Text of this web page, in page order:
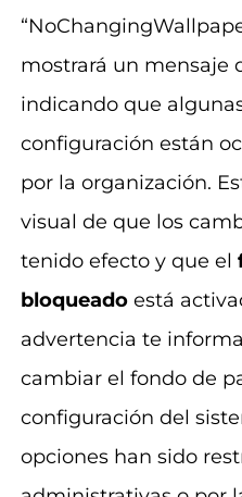
mostrará un mensaje
indicando que
configuración están
por la organización.
visual de que los
tenido efecto y que el
bloqueadoestá
advertencia te
cambiar el fondo de
configuración del
opciones han sido